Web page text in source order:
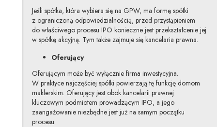
Jeśli spółka, która wybiera się na GPW, ma formę spółki
z ograniczoną odpowiedzialnością, przed przystąpieniem
do właściwego procesu IPO konieczne jest przekształcenie jej
w spółkę akcyjną. Tym także zajmuje się kancelaria prawna.
Oferujący
Oferującym może być wyłącznie firma inwestycyjna.
W praktyce najczęściej spółki powierzają tę funkcję domom
maklerskim. Oferujący jest obok kancelarii prawnej
kluczowym podmiotem prowadzącym IPO, a jego
zaangażowanie niezbędne jest już na samym początku
procesu.